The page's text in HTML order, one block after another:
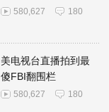
580,627 180
美电视台直播拍到最
傻FBI翻围栏
580,627 180